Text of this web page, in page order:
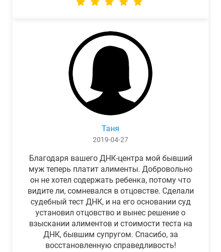
Таня
2019-04-27
Благодаря вашего ДНК-центра мой бывший
муж теперь платит алименты. Добровольно
он не хотел содержать ребенка, потому что
видите ли, сомневался в отцовстве. Сделали
судебный тест ДНК, и на его основании суд
установил отцовство и вынес решение о
взыскании алиментов и стоимости теста на
ДНК, бывшим супругом. Спасибо, за
восстановленную справедливость!